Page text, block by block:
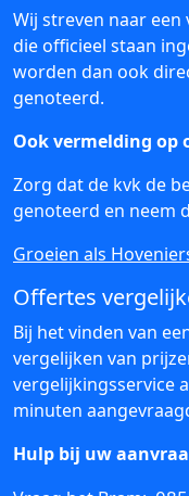
Wij streven naar
die officieel staan
worden dan ook
genoteerd.
Ook vermelding op
Zorg dat de kvk de
genoteerd en neem
Groeien als
Offertes
Bij het vinden van
vergelijken van
vergelijkingsservice
minuten
Hulp bij uw